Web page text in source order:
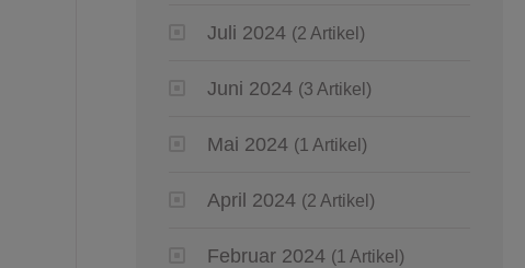
Juli 2024 (2 Artikel)
Juni 2024 (3 Artikel)
Mai 2024 (1 Artikel)
April 2024 (2 Artikel)
Februar 2024 (1 Artikel)